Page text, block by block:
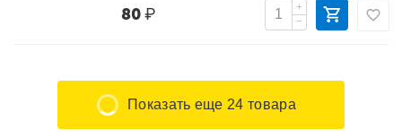
80₽
+
−
Показать еще 24 товара